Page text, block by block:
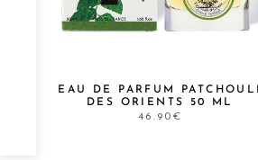
EAU DE PARFUM PATCHOULI
DES ORIENTS 50 ML
46.90€